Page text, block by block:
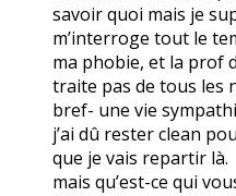
savoir quoi mais je
m’interroge tout le
ma phobie, et la prof
traite pas de tous les
bref- une vie
j’ai dû rester clean
que je vais repartir là.
mais qu’est-ce qui